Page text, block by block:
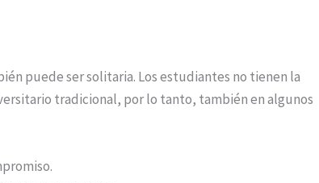
puede ser solitaria. Los estudiantes no tienen la
tradicional, por lo tanto, también en algunos